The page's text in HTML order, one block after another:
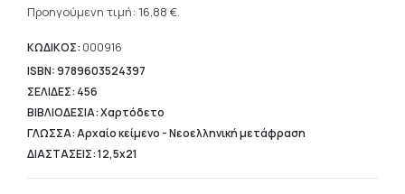
21,10 €.
τρέχουσα
είναι:
16,88 €.
Προηγούμενη τιμή: 16,88 €.
ΚΩΔΙΚΟΣ: 000916
ISBN: 9789603524397
ΣΕΛΙΔΕΣ: 456
ΒΙΒΛΙΟΔΕΣΙΑ: Χαρτόδετο
ΓΛΩΣΣΑ: Αρχαίο κείμενο - Νεοελληνική μετάφραση
ΔΙΑΣΤΑΣΕΙΣ: 12,5x21